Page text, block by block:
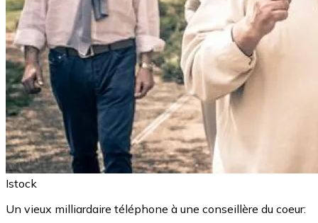
Istock
Un vieux milliardaire téléphone à une conseillère du coeur: